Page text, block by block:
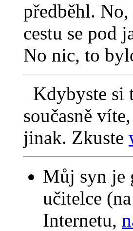
předběhl.
cestu se pod
No nic, to
Kdybyste si
současně
jinak. Zkuste
Můj syn je
učitelce
Internetu,